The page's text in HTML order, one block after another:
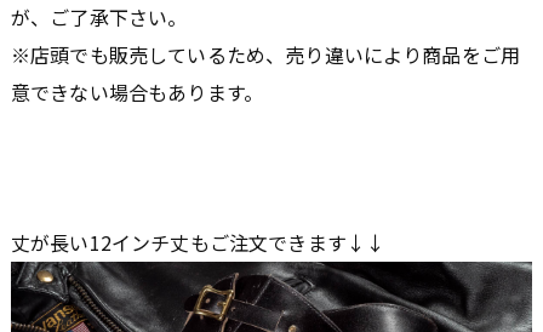
が、ご了承下さい。
※店頭でも販売しているため、売り違いにより商品をご用
意できない場合もあります。
丈が長い12インチ丈もご注文できます↓↓